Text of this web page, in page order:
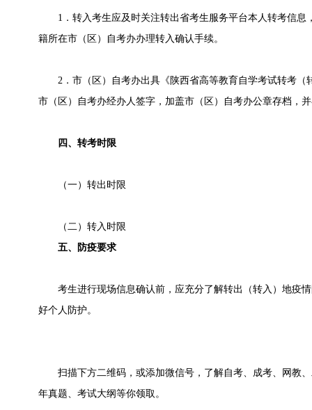
1．转入考生应及时关注转出省考生服务平台本人转考信息
籍所在市（区）自考办办理转入确认手续。
2．市（区）自考办出具《陕西省高等教育自学考试转考（
市（区）自考办经办人签字，加盖市（区）自考办公章存档，
四、转考时限
（一）转出时限
（二）转入时限
五、防疫要求
考生进行现场信息确认前，应充分了解转出（转入）地疫情
好个人防护。
扫描下方二维码，或添加微信号，了解自考、成考、网教、
年真题、考试大纲等你领取。